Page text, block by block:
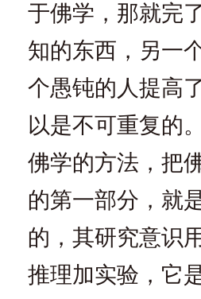
于佛学，那就完
知的东西，另一
个愚钝的人提高
以是不可重复的
佛学的方法，把
的第一部分，就
的，其研究意识
推理加实验，它